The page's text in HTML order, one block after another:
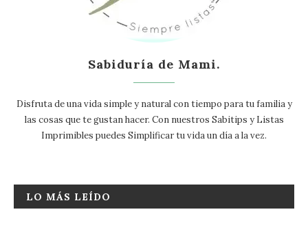
Sabiduría de Mami.
Disfruta de una vida simple y natural con tiempo para tu familia y
las cosas que te gustan hacer. Con nuestros Sabitips y Listas
Imprimibles puedes Simplificar tu vida un día a la vez.
LO MÁS LEÍDO